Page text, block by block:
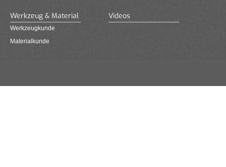
Werkzeug & Material
Werkzeugkunde
Materialkunde
Videos